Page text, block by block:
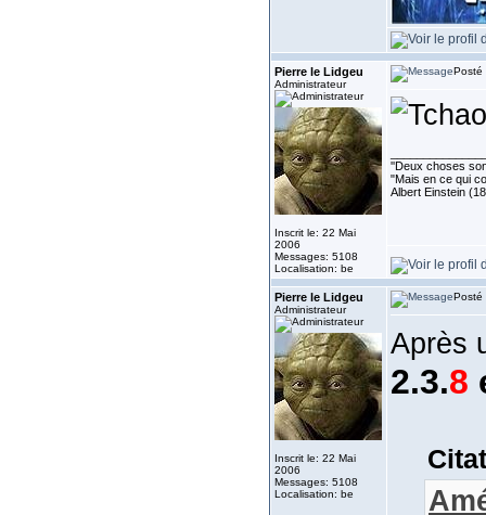
Pierre le Lidgeu
Administrateur
Inscrit le: 22 Mai
2006
Messages: 5108
Localisation: be
Posté
''Deux choses
"Mais en ce qui
Albert Einstein
Pierre le Lidgeu
Administrateur
Inscrit le: 22 Mai
2006
Messages: 5108
Localisation: be
Posté
Après
2.3.8